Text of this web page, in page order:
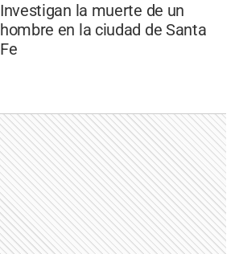
Investigan la muerte de un
hombre en la ciudad de Santa
Fe